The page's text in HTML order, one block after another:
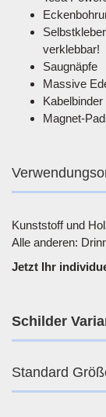
verklebbar!
Saugnäpfe
Massive
Kabelbinder
Magnet-
Kunststoff und
Alle anderen:
Jetzt Ihr
Schilder
Standard